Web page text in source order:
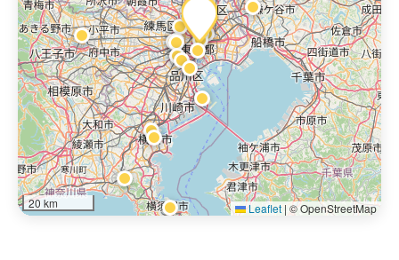
20 km Leaflet | © OpenStreetMap